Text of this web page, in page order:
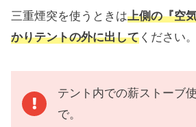
三重煙突を使うときは上側の『空
かりテントの外に出して ください。
テント内での薪ストーブ
で。